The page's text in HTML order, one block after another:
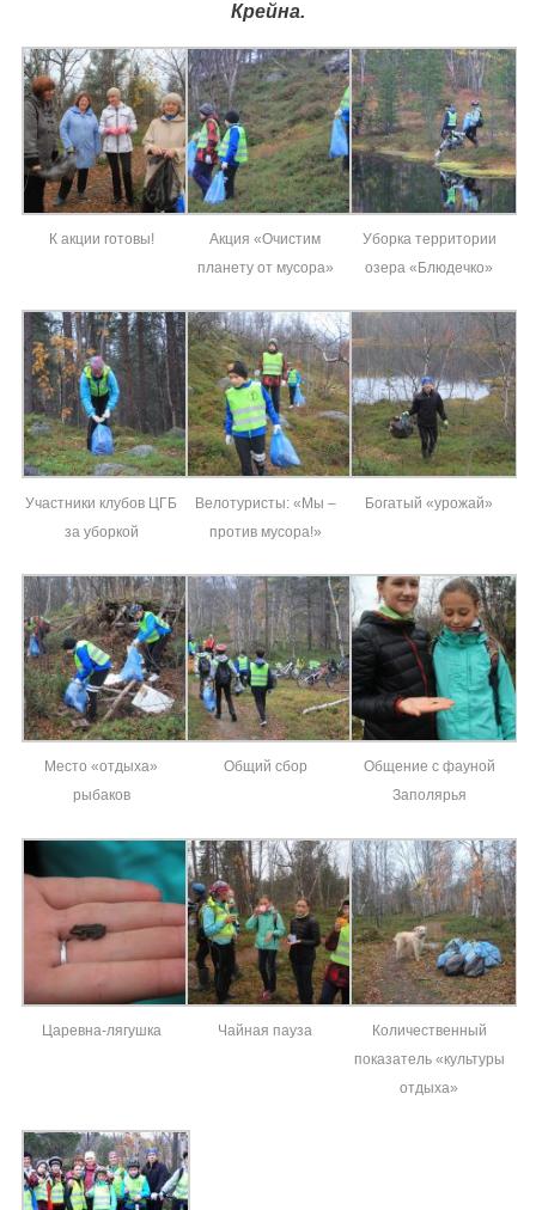
Крейна.
К акции готовы!
Акция «Очистим
планету от мусора»
Уборка территории
озера «Блюдечко»
Участники клубов ЦГБ
за уборкой
Велотуристы: «Мы –
против мусора!»
Богатый «урожай»
Место «отдыха»
рыбаков
Общий сбор
Общение с фауной
Заполярья
Царевна-лягушка Чайная пауза
Количественный
показатель «культуры
отдыха»